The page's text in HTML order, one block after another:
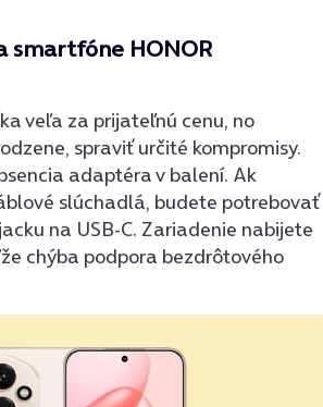
smartfóne HONOR
veľa za prijateľnú cenu, no
spraviť určité kompromisy.
adaptéra v balení. Ak
slúchadlá, budete potrebovať
na USB-C. Zariadenie nabijete
chýba podpora bezdrôtového